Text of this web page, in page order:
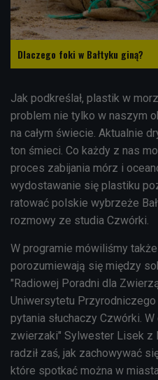
Dlaczego foki w Bałtyku giną?
Jak podkreślał, plastik w
problem nie tylko w naszym
na całym świecie. Aktualnie
ton śmieci. Co każdy z nas
proces zabijania mórz i
wydostawanie się plastiku
ratować polskie wybrzeże
rozmowy ze studia Czwórki.
W programie mówiliśmy
porozumiewają się między
"Radiowej Poradni dla
Uniwersytetu Przyrodniczego
pytania słuchaczy Czwórki.
zwierzaki" Sylwester Lisek z
radził zaś, jak zachowywać
które spotkać można w